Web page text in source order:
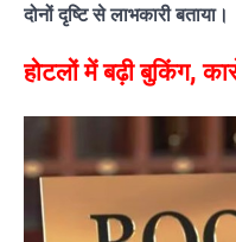
दोनों दृष्टि से लाभकारी बताया।
होटलों में बढ़ी बुकिंग,